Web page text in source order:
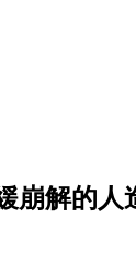
崩解的